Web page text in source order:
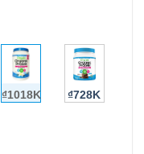
₫1018K ₫728K